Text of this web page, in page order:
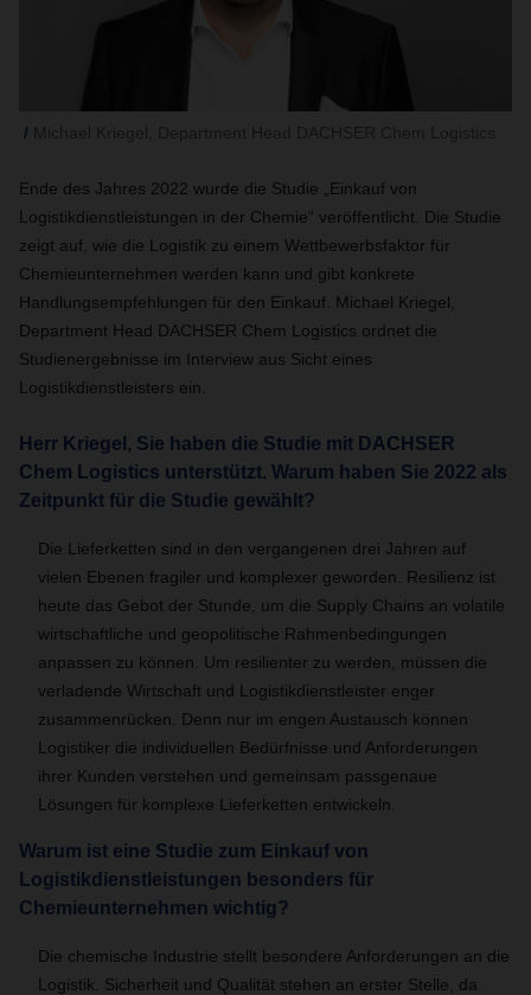
Ende des Jahres 2022 wurde die Studie „Einkauf von
Logistikdienstleistungen in der Chemie“ veröffentlicht. Die Studie
zeigt auf, wie die Logistik zu einem Wettbewerbsfaktor für
Chemieunternehmen werden kann und gibt konkrete
Handlungsempfehlungen für den Einkauf. Michael Kriegel,
Department Head DACHSER Chem Logistics ordnet die
Studienergebnisse im Interview aus Sicht eines
Logistikdienstleisters ein.
Herr Kriegel, Sie haben die Studie mit DACHSER
Chem Logistics unterstützt. Warum haben Sie 2022 als
Zeitpunkt für die Studie gewählt?
Die Lieferketten sind in den vergangenen drei Jahren auf
vielen Ebenen fragiler und komplexer geworden. Resilienz ist
heute das Gebot der Stunde, um die Supply Chains an volatile
wirtschaftliche und geopolitische Rahmenbedingungen
anpassen zu können. Um resilienter zu werden, müssen die
verladende Wirtschaft und Logistikdienstleister enger
zusammenrücken. Denn nur im engen Austausch können
Logistiker die individuellen Bedürfnisse und Anforderungen
ihrer Kunden verstehen und gemeinsam passgenaue
Lösungen für komplexe Lieferketten entwickeln.
Warum ist eine Studie zum Einkauf von
Logistikdienstleistungen besonders für
Chemieunternehmen wichtig?
Die chemische Industrie stellt besondere Anforderungen an die
Logistik. Sicherheit und Qualität stehen an erster Stelle, da